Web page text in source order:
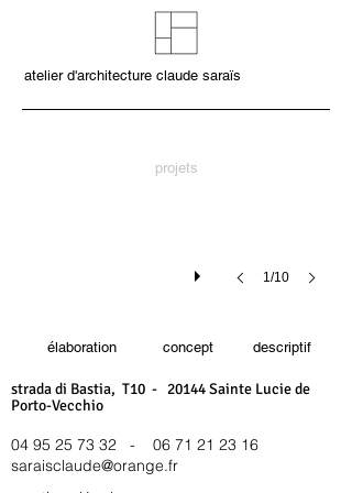
atelier d'architecture claude saraïs
projets
1/10
élaboration concept descriptif
strada di Bastia, T10 - 20144 Sainte Lucie de
Porto-Vecchio
04 95 25 73 32 - 06 71 21 23 16
saraisclaude@orange.fr